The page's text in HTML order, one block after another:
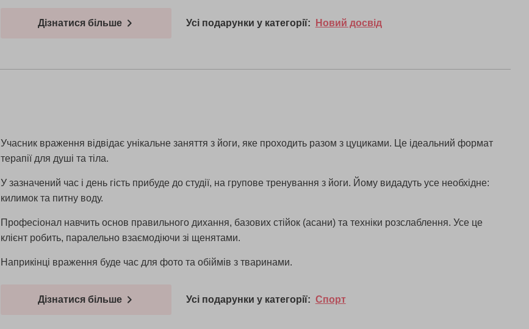
Дізнатися більше Усі подарунки у категорії: Новий досвід
Учасник враження відвідає унікальне заняття з йоги, яке проходить разом з цуциками. Це ідеальний формат
терапії для душі та тіла.
У зазначений час і день гість прибуде до студії, на групове тренування з йоги. Йому видадуть усе необхідне:
килимок та питну воду.
Професіонал навчить основ правильного дихання, базових стійок (асани) та техніки розслаблення. Усе це
клієнт робить, паралельно взаємодіючи зі щенятами.
Наприкінці враження буде час для фото та обіймів з тваринами.
Дізнатися більше Усі подарунки у категорії: Спорт